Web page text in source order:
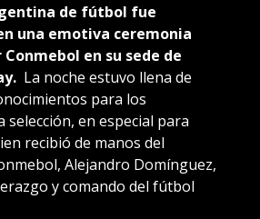
de fútbol fue
una emotiva ceremonia
en su sede de
La noche estuvo llena de
para los
selección, en especial para
recibió de manos del
Alejandro Domínguez,
y comando del fútbol